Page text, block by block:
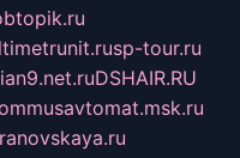
sp-tour.ru
DSHAIR.RU
musavtomat.msk.ru